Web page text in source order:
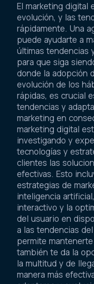
El marketing digital
evolución, y las
rápidamente. Una
puede ayudarte a
últimas tendencias
para que siga
donde la adopción
evolución de los
rápidas, es crucial
tendencias y
marketing en
marketing digital
investigando y
tecnologías y
clientes las
efectivas. Esto
estrategias de
inteligencia
interactivo y la
del usuario en
a las tendencias
permite
también te da la
la multitud y de
manera más